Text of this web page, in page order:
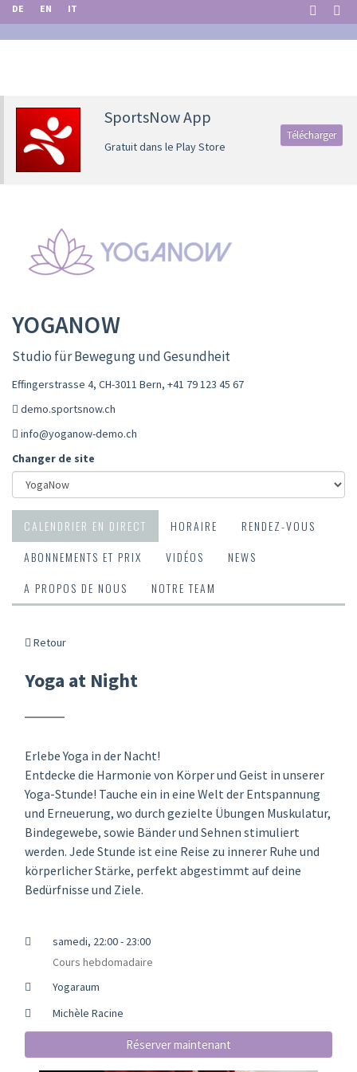
DE EN IT
SportsNow App
Gratuit dans le Play Store
Télécharger
YOGANOW
Studio für Bewegung und Gesundheit
Effingerstrasse 4, CH-3011 Bern, +41 79 123 45 67
demo.sportsnow.ch
info@yoganow-demo.ch
Changer de site
CALENDRIER EN DIRECT HORAIRE
RENDEZ-VOUS
ABONNEMENTS ET PRIX
VIDÉOS
NEWS
A PROPOS DE NOUS
NOTRE TEAM
Retour
Yoga at Night
Erlebe Yoga in der Nacht!
Entdecke die Harmonie von Körper und Geist in unserer
Yoga-Stunde! Tauche ein in eine Welt der Entspannung
und Erneuerung, wo durch gezielte Übungen Muskulatur,
Bindegewebe, sowie Bänder und Sehnen stimuliert
werden. Jede Stunde ist eine Reise zu innerer Ruhe und
körperlicher Stärke, perfekt abgestimmt auf deine
Bedürfnisse und Ziele.
samedi, 22:00 - 23:00
Cours hebdomadaire
Yogaraum
Michèle Racine
Réserver maintenant